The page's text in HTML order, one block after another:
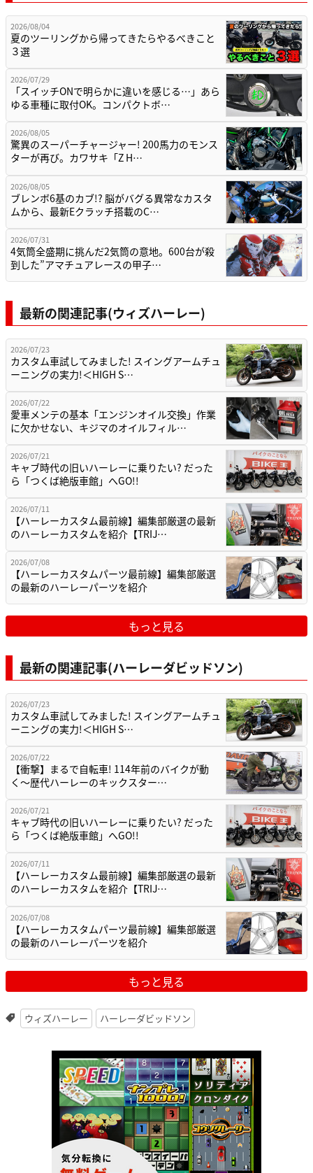
2026/08/04
夏のツーリングから帰ってきたらやるべきこと
３選
2026/07/29
「スイッチONで明らかに違いを感じる…」あら
ゆる車種に取付OK。コンパクトボ…
2026/08/05
驚異のスーパーチャージャー! 200馬力のモンス
ターが再び。カワサキ「Z H…
2026/08/05
ブレンボ6基のカブ!? 脳がバグる異常なカスタ
ムから、最新Eクラッチ搭載のC…
2026/07/31
4気筒全盛期に挑んだ2気筒の意地。600台が殺
到した”アマチュアレースの甲子…
最新の関連記事(ウィズハーレー)
2026/07/23
カスタム車試してみました! スイングアームチュ
ーニングの実力!＜HIGH S…
2026/07/22
愛車メンテの基本「エンジンオイル交換」作業
に欠かせない、キジマのオイルフィル…
2026/07/21
キャブ時代の旧いハーレーに乗りたい? だった
ら「つくば絶版車館」へGO!!
2026/07/11
【ハーレーカスタム最前線】編集部厳選の最新
のハーレーカスタムを紹介【TRIJ…
2026/07/08
【ハーレーカスタムパーツ最前線】編集部厳選
の最新のハーレーパーツを紹介
もっと見る
最新の関連記事(ハーレーダビッドソン)
2026/07/23
カスタム車試してみました! スイングアームチュ
ーニングの実力!＜HIGH S…
2026/07/22
【衝撃】まるで自転車! 114年前のバイクが動
く〜歴代ハーレーのキックスター…
2026/07/21
キャブ時代の旧いハーレーに乗りたい? だった
ら「つくば絶版車館」へGO!!
2026/07/11
【ハーレーカスタム最前線】編集部厳選の最新
のハーレーカスタムを紹介【TRIJ…
2026/07/08
【ハーレーカスタムパーツ最前線】編集部厳選
の最新のハーレーパーツを紹介
もっと見る
ウィズハーレー ハーレーダビッドソン